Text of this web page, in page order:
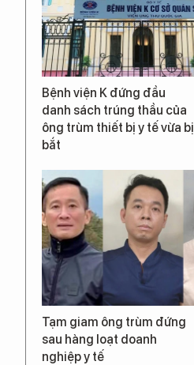
Bệnh viện K đứng đầu
danh sách trúng thầu của
ông trùm thiết bị y tế vừa bị
bắt
Tạm giam ông trùm đứng
sau hàng loạt doanh
nghiệp y tế